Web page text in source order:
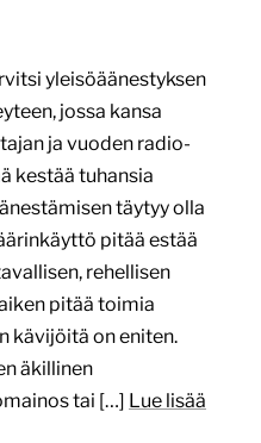
yleisöäänestyksen
jossa kansa
ja vuoden radio-
kestää tuhansia
täytyy olla
pitää estää
rehellisen
pitää toimia
kävijöitä on eniten.
äkillinen
tai […] Lue lisää